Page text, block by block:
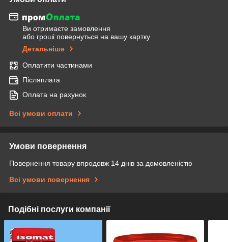
Ви отримаєте замовлення
або гроші повернуться на вашу картку
Детальніше
Оплатити частинами
Післяплата
Оплата на рахунок
Всі умови оплати
Умови повернення
Повернення товару впродовж 14 днів за домовленістю
Всі умови повернення
Подібні послуги компанії